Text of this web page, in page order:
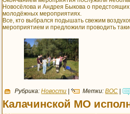
Новосёлова и Андрея Быкова о
молодёжных мероприятиях.
Все, кто выбрался подышать свежим
мероприятием и предложили проводить
Рубрика: Новости Метки: ВОС
Калачинской МО